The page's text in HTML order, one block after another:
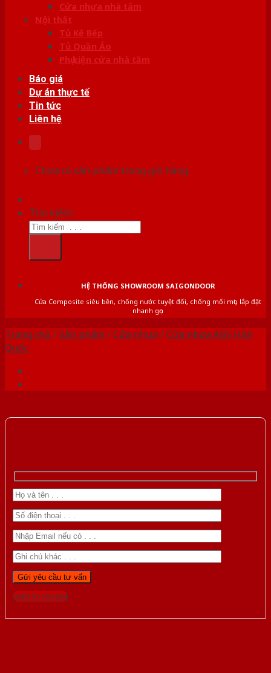
Cửa nhựa nhà tắm
Nội thất
Tủ Kệ Bếp
Tủ Quần Áo
Phụ kiện cửa nhà tắm
Báo giá
Dự án thực tế
Tin tức
Liên hệ
Chưa có sản phẩm trong giỏ hàng.
Tìm kiếm:
HỆ THỐNG SHOWROOM SAIGONDOOR
Cửa Composite siêu bền, chống nước tuyệt đối, chống mối mọt, lắp đặt
nhanh gọn
Trang chủ /Sản phẩm /Cửa nhựa /Cửa nhựa ABS Hàn
Quốc
Gọi 0976.169.864